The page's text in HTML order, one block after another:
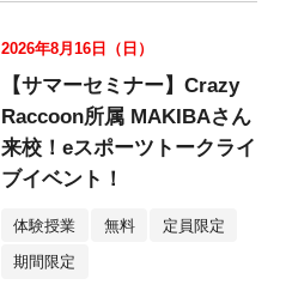
2026年8月16日（日）
【サマーセミナー】Crazy
Raccoon所属 MAKIBAさん
来校！eスポーツトークライ
ブイベント！
体験授業 無料 定員限定
期間限定